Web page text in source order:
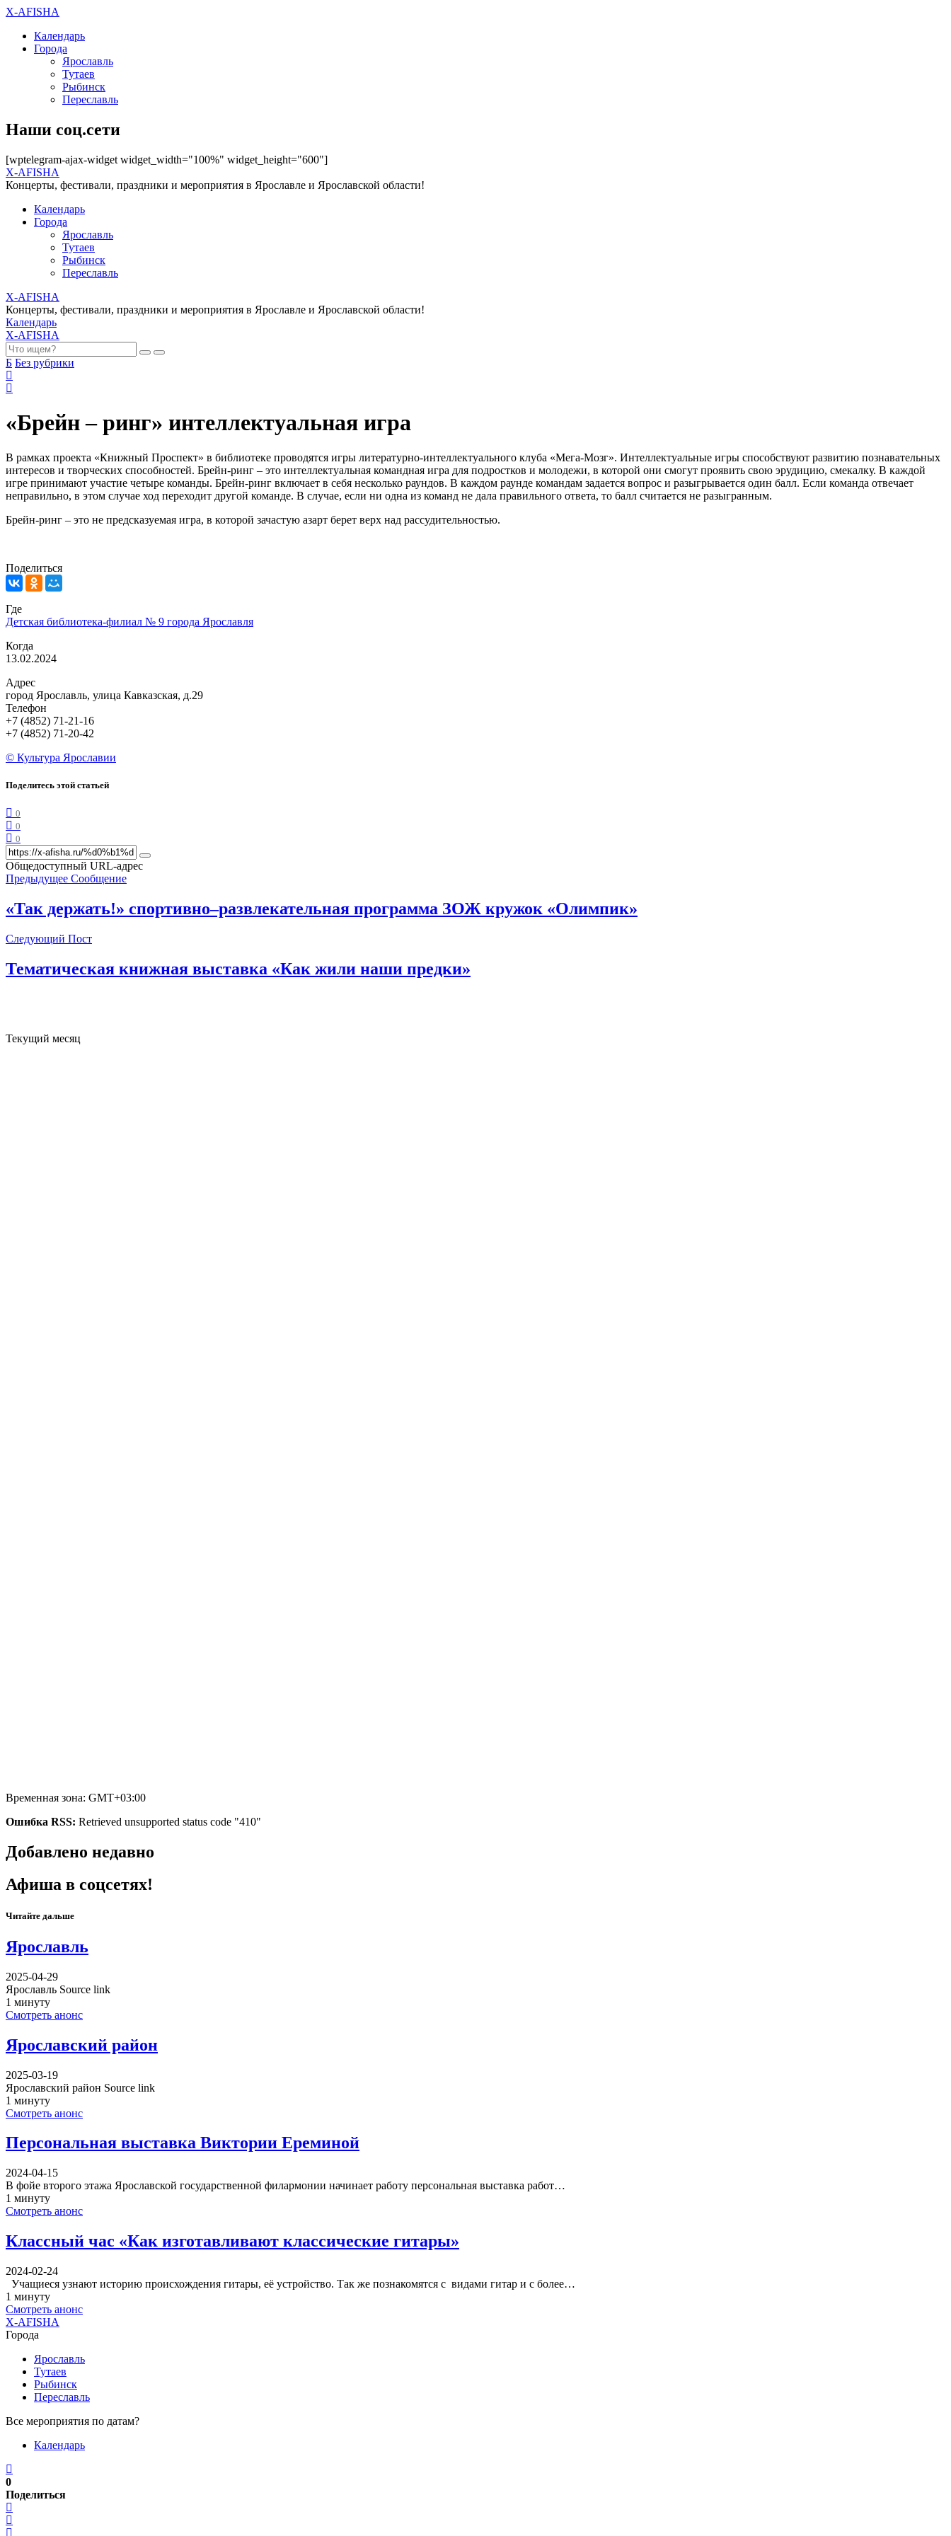
X-AFISHA
Календарь
Города
Ярославль
Тутаев
Рыбинск
Переславль
Наши соц.сети
[wptelegram-ajax-widget widget_width="100%" widget_height="600"]
X-AFISHA
Концерты, фестивали, праздники и мероприятия в Ярославле и Ярославской области!
Календарь
Города
Ярославль
Тутаев
Рыбинск
Переславль
X-AFISHA
Концерты, фестивали, праздники и мероприятия в Ярославле и Ярославской области!
Календарь
X-AFISHA
Б Без рубрики
«Брейн – ринг» интеллектуальная игра
В рамках проекта «Книжный Проспект» в библиотеке проводятся игры литературно-интеллектуального клуба «Мега-Мозг». Интеллектуальные игры способствуют развитию познавательных
интересов и творческих способностей. Брейн-ринг – это интеллектуальная командная игра для подростков и молодежи, в которой они смогут проявить свою эрудицию, смекалку. В каждой
игре принимают участие четыре команды. Брейн-ринг включает в себя несколько раундов. В каждом раунде командам задается вопрос и разыгрывается один балл. Если команда отвечает
неправильно, в этом случае ход переходит другой команде. В случае, если ни одна из команд не дала правильного ответа, то балл считается не разыгранным.
Брейн-ринг – это не предсказуемая игра, в которой зачастую азарт берет верх над рассудительностью.
Поделиться
Где
Детская библиотека-филиал № 9 города Ярославля
Когда
13.02.2024
Адрес
город Ярославль, улица Кавказская, д.29
Телефон
+7 (4852) 71-21-16
+7 (4852) 71-20-42
© Культура Ярославии
Поделитесь этой статьей
0
0
0
Общедоступный URL-адрес
Предыдущее Сообщение
«Так держать!» спортивно–развлекательная программа ЗОЖ кружок «Олимпик»
Следующий Пост
Тематическая книжная выставка «Как жили наши предки»
Текущий месяц
Временная зона: GMT+03:00
Ошибка RSS: Retrieved unsupported status code "410"
Добавлено недавно
Афиша в соцсетях!
Читайте дальше
Ярославль
2025-04-29
Ярославль Source link
1 минуту
Смотреть анонс
Ярославский район
2025-03-19
Ярославский район Source link
1 минуту
Смотреть анонс
Персональная выставка Виктории Ереминой
2024-04-15
В фойе второго этажа Ярославской государственной филармонии начинает работу персональная выставка работ…
1 минуту
Смотреть анонс
Классный час «Как изготавливают классические гитары»
2024-02-24
Учащиеся узнают историю происхождения гитары, её устройство. Так же познакомятся с видами гитар и с более…
1 минуту
Смотреть анонс
X-AFISHA
Города
Ярославль
Тутаев
Рыбинск
Переславль
Все мероприятия по датам?
Календарь
0
Поделиться